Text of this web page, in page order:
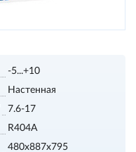
-5...+10
Настенная
7.6-17
R404A
480x887x795